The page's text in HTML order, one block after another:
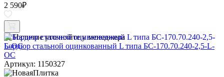
2 590₽
Наличие уточняйте у менеджера
Бордюр стальной оцинкованный L типа БС-170.70.240-2,5-L-
ОС
Артикул: 1150327